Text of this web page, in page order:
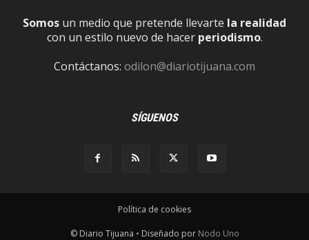
Somos un medio que pretende llevarte la realidad
con un estilo nuevo de hacer periodismo.
Contáctanos: odilon@diariotijuana.com
SÍGUENOS
Política de cookies
© Diario Tijuana • Diseñado por Nodo Uno